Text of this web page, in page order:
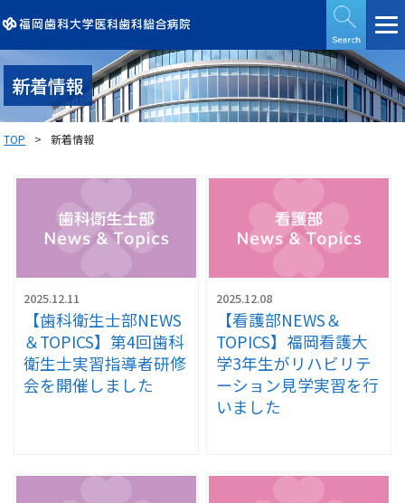
新着情報
TOP 新着情報
2025.12.11
【歯科衛生士部NEWS
＆TOPICS】第4回歯科
衛生士実習指導者研修
会を開催しました
2025.12.08
【看護部NEWS＆
TOPICS】福岡看護大
学3年生がリハビリテ
ーション見学実習を行
いました